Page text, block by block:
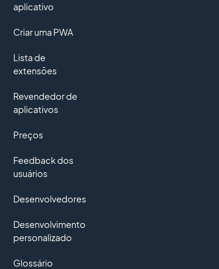
aplicativo
Criar uma PWA
Lista de
extensões
Revendedor de
aplicativos
Preços
Feedback dos
usuários
Desenvolvedores
Desenvolvimento
personalizado
Glossário